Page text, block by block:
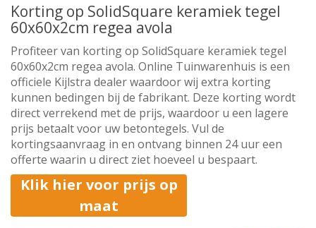
Korting op SolidSquare keramiek tegel
60x60x2cm regea avola
Profiteer van korting op SolidSquare keramiek tegel
60x60x2cm regea avola. Online Tuinwarenhuis is een
officiele Kijlstra dealer waardoor wij extra korting
kunnen bedingen bij de fabrikant. Deze korting wordt
direct verrekend met de prijs, waardoor u een lagere
prijs betaalt voor uw betontegels. Vul de
kortingsaanvraag in en ontvang binnen 24 uur een
offerte waarin u direct ziet hoeveel u bespaart.
Klik hier voor prijs op
maat